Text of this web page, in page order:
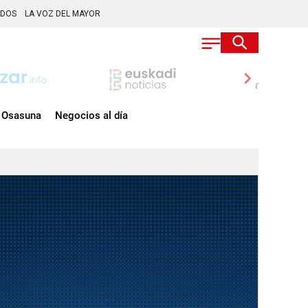
LA VOZ DEL MAYOR
chevron_right
Osasuna Negocios al día